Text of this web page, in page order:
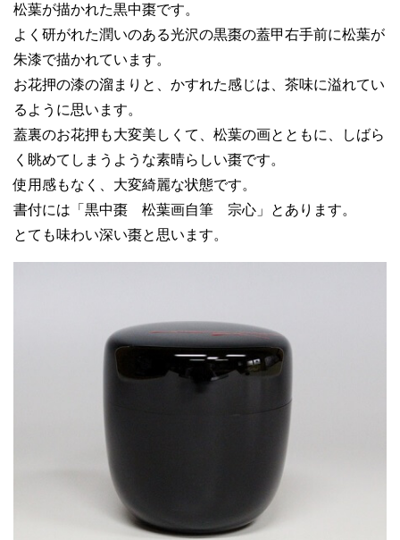
松葉が描かれた黒中棗です。
よく研がれた潤いのある光沢の黒棗の蓋甲右手前に松葉が
朱漆で描かれています。
お花押の漆の溜まりと、かすれた感じは、茶味に溢れてい
るように思います。
蓋裏のお花押も大変美しくて、松葉の画とともに、しばら
く眺めてしまうような素晴らしい棗です。
使用感もなく、大変綺麗な状態です。
書付には「黒中棗 松葉画自筆 宗心」とあります。
とても味わい深い棗と思います。